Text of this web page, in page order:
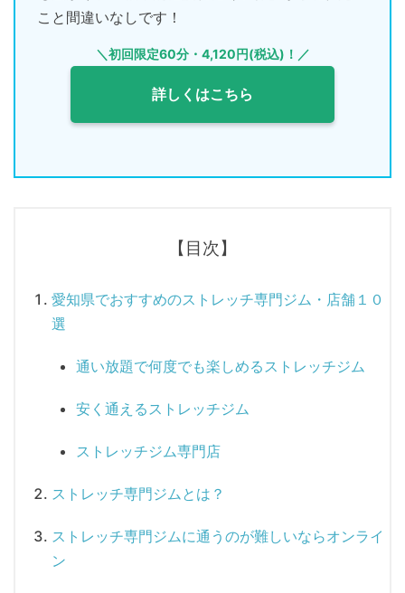
こと間違いなしです！
＼初回限定60分・4,120円(税込)！／
詳しくはこちら
【目次】
愛知県でおすすめのストレ​​ッチ専門ジム・店舗１０
選
通い放題で何度でも楽しめるストレッチジム
安く通えるストレッチジム
ストレッチジム専門店
ストレッチ専門ジムとは？
ストレッチ専門ジムに通うのが難しいならオンライ
ン